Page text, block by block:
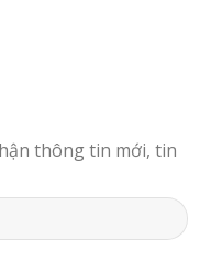
thông tin mới, tin